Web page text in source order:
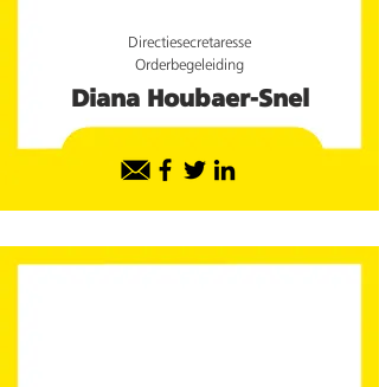
Directiesecretaresse
Orderbegeleiding
Diana Houbaer-Snel